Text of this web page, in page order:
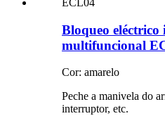
Bloqueo
multifuncional
Cor: amarelo
Peche a manivela do
interruptor, etc.